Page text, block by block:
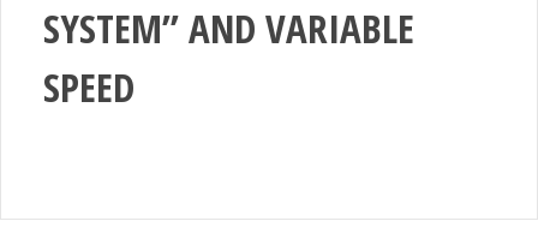
SYSTEM” AND VARIABLE
SPEED